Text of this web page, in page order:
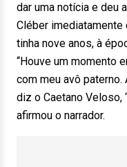
dar uma notícia e deu
Cléber imediatamente
tinha nove anos, à
“Houve um momento
com meu avô paterno.
diz o Caetano Veloso,
afirmou o narrador.